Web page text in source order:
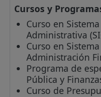
Cursos y
Curso en
Administrativa
Curso en
Administración
Programa de
Pública y
Curso de